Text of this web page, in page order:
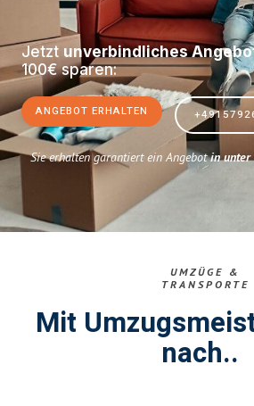
Jetzt unverbindliches
100€ sparen:
ANGEBOT ERHALTEN
Sie erhalten garantiert ein Angebotin unter
UMZÜGE &
TRANSPORTE
Mit
nach..